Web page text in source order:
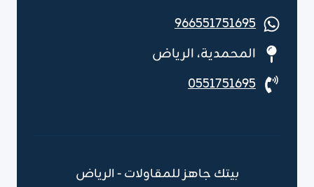
966551751695
المحمدية، الرياض
0551751695
بيتك جاهز للمقاولات - الرياض